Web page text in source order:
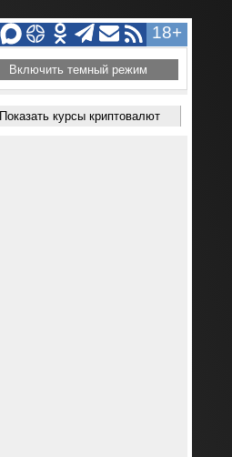
18+
Включить темный режим
Показать курсы криптовалют